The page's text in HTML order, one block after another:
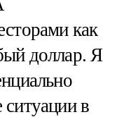
как
доллар. Я
ситуации в